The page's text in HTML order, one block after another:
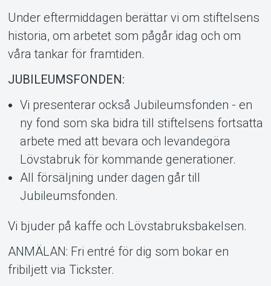
Under eftermiddagen berättar vi om stiftelsens
historia, om arbetet som pågår idag och om
våra tankar för framtiden.
JUBILEUMSFONDEN:
Vi presenterar också Jubileumsfonden - en
ny fond som ska bidra till stiftelsens fortsatta
arbete med att bevara och levandegöra
Lövstabruk för kommande generationer.
All försäljning under dagen går till
Jubileumsfonden.
Vi bjuder på kaffe och Lövstabruksbakelsen.
ANMÄLAN: Fri entré för dig som bokar en
fribiljett via Tickster.